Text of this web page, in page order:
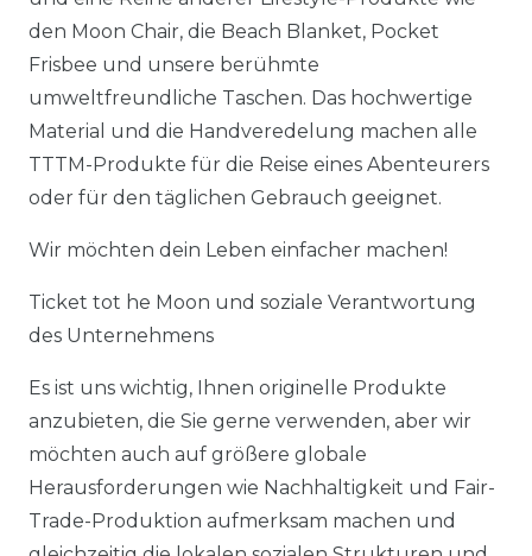
den Moon Chair, die Beach Blanket, Pocket
Frisbee und unsere berühmte
umweltfreundliche Taschen. Das hochwertige
Material und die Handveredelung machen alle
TTTM-Produkte für die Reise eines Abenteurers
oder für den täglichen Gebrauch geeignet.
Wir möchten dein Leben einfacher machen!
Ticket tot he Moon und soziale Verantwortung
des Unternehmens
Es ist uns wichtig, Ihnen originelle Produkte
anzubieten, die Sie gerne verwenden, aber wir
möchten auch auf größere globale
Herausforderungen wie Nachhaltigkeit und Fair-
Trade-Produktion aufmerksam machen und